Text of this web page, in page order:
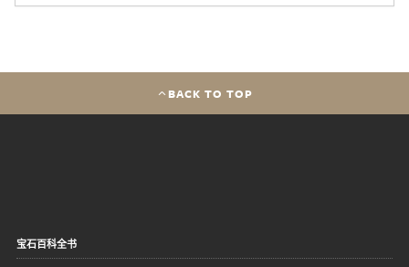
BACK TO TOP
宝石百科全书